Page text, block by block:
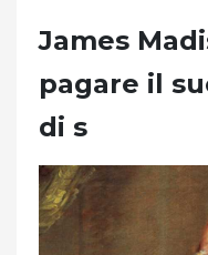
James
pagare il
di s